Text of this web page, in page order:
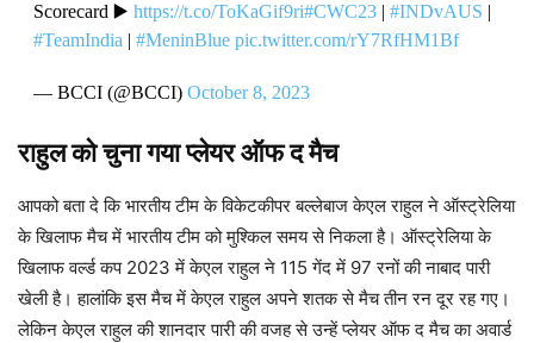
Scorecard ▶️ https://t.co/ToKaGif9ri#CWC23| #INDvAUS |
#TeamIndia | #MeninBlue pic.twitter.com/rY7RfHM1Bf
— BCCI (@BCCI) October 8, 2023
राहुल को चुना गया प्लेयर ऑफ द मैच
आपको बता दे कि भारतीय टीम के विकेटकीपर बल्लेबाज केएल राहुल ने ऑस्ट्रेलिया
के खिलाफ मैच में भारतीय टीम को मुश्किल समय से निकला है। ऑस्ट्रेलिया के
खिलाफ वर्ल्ड कप 2023 में केएल राहुल ने 115 गेंद में 97 रनों की नाबाद पारी
खेली है। हालांकि इस मैच में केएल राहुल अपने शतक से मैच तीन रन दूर रह गए।
लेकिन केएल राहुल की शानदार पारी की वजह से उन्हें प्लेयर ऑफ द मैच का अवार्ड